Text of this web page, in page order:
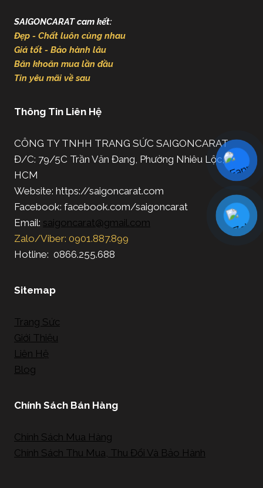
SAIGONCARAT cam kết:
Đẹp - Chất luôn cùng nhau
Giá tốt - Bảo hành lâu
Băn khoăn mua lần đầu
Tin yêu mãi về sau
Thông Tin Liên Hệ
CÔNG TY TNHH TRANG SỨC SAIGONCARAT
Đ/C: 79/5C Trần Văn Đang, Phường Nhiêu Lộc, TP.
HCM
Website: https://saigoncarat.com
Facebook: facebook.com/saigoncarat
Email: saigoncarat@gmail.com
Zalo/Viber: 0901.887.899
Hotline: 0866.255.688
Sitemap
Trang Sức
Giới Thiệu
Liên Hệ
Blog
Chính Sách Bán Hàng
Chính Sách Mua Hàng
Chính Sách Thu Mua, Thu Đổi Và Bảo Hành